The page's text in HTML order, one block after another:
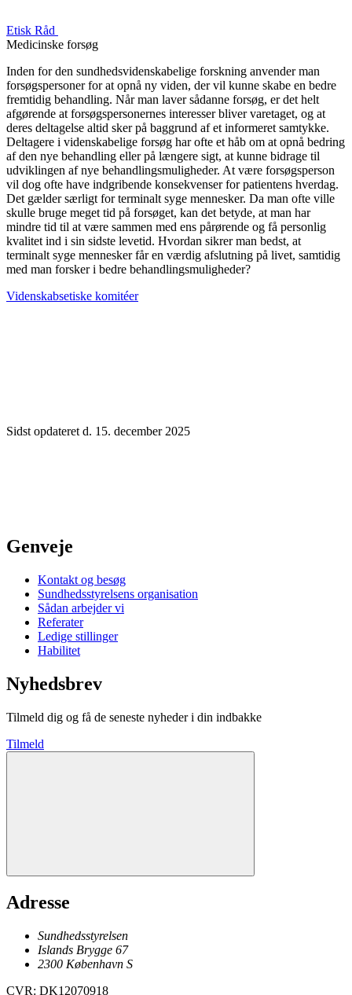
Etisk Råd
Medicinske forsøg
Inden for den sundhedsvidenskabelige forskning anvender man
forsøgspersoner for at opnå ny viden, der vil kunne skabe en bedre
fremtidig behandling. Når man laver sådanne forsøg, er det helt
afgørende at forsøgspersonernes interesser bliver varetaget, og at
deres deltagelse altid sker på baggrund af et informeret samtykke.
Deltagere i videnskabelige forsøg har ofte et håb om at opnå bedring
af den nye behandling eller på længere sigt, at kunne bidrage til
udviklingen af nye behandlingsmuligheder. At være forsøgsperson
vil dog ofte have indgribende konsekvenser for patientens hverdag.
Det gælder særligt for terminalt syge mennesker. Da man ofte ville
skulle bruge meget tid på forsøget, kan det betyde, at man har
mindre tid til at være sammen med ens pårørende og få personlig
kvalitet ind i sin sidste levetid. Hvordan sikrer man bedst, at
terminalt syge mennesker får en værdig afslutning på livet, samtidig
med man forsker i bedre behandlingsmuligheder?
Videnskabsetiske komitéer
Sidst opdateret d. 15. december 2025
Genveje
Kontakt og besøg
Sundhedsstyrelsens organisation
Sådan arbejder vi
Referater
Ledige stillinger
Habilitet
Nyhedsbrev
Tilmeld dig og få de seneste nyheder i din indbakke
Tilmeld
Adresse
Sundhedsstyrelsen
Islands Brygge 67
2300 København S
CVR: DK12070918